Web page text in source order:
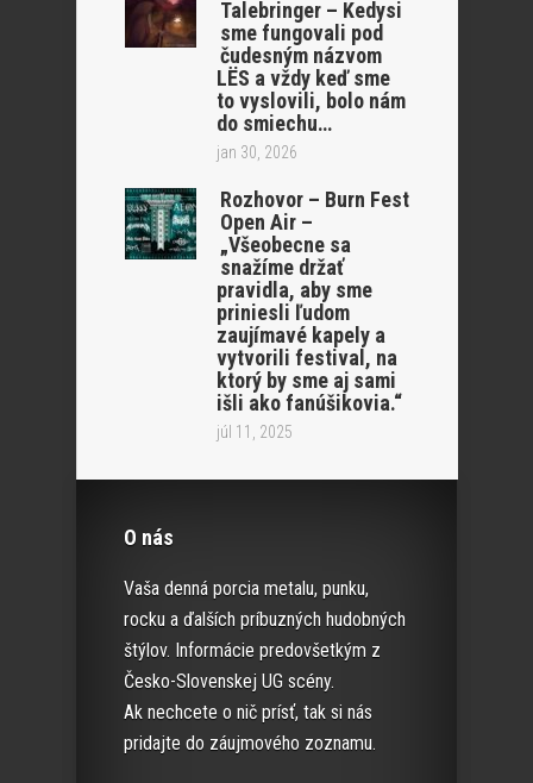
Talebringer – Kedysi
sme fungovali pod
čudesným názvom
LËS a vždy keď sme
to vyslovili, bolo nám
do smiechu…
jan 30, 2026
Rozhovor – Burn Fest
Open Air –
„Všeobecne sa
snažíme držať
pravidla, aby sme
priniesli ľudom
zaujímavé kapely a
vytvorili festival, na
ktorý by sme aj sami
išli ako fanúšikovia.“
júl 11, 2025
O nás
Vaša denná porcia metalu, punku,
rocku a ďalších príbuzných hudobných
štýlov. Informácie predovšetkým z
Česko-Slovenskej UG scény.
Ak nechcete o nič prísť, tak si nás
pridajte do záujmového zoznamu.